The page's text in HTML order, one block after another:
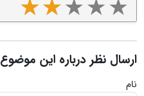
ارسال نظر درباره این موضوع
نام